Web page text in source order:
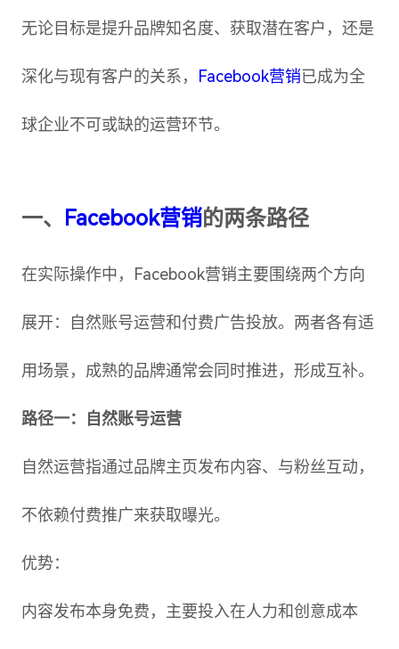
无论目标是提升品牌知名度、获取潜在客户，还是
深化与现有客户的关系， Facebook营销已成为全
球企业不可或缺的运营环节。
一、 Facebook营销的两条路径
在实际操作中，Facebook营销主要围绕两个方向
展开：自然账号运营和付费广告投放。两者各有适
用场景，成熟的品牌通常会同时推进，形成互补。
路径一：自然账号运营
自然运营指通过品牌主页发布内容、与粉丝互动，
不依赖付费推广来获取曝光。
优势：
内容发布本身免费，主要投入在人力和创意成本